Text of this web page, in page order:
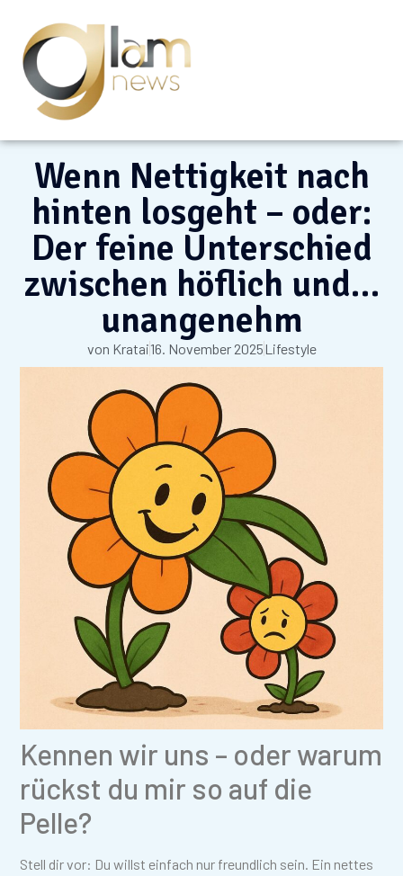
Wenn Nettigkeit nach
hinten losgeht – oder:
Der feine Unterschied
zwischen höflich und…
unangenehm
von Kratai16. November 2025Lifestyle
Kennen wir uns – oder warum
rückst du mir so auf die
Pelle?
Stell dir vor: Du willst einfach nur freundlich sein. Ein nettes